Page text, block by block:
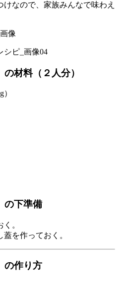
なので、家族みんなで味わえ
の材料（２人分）
）
２
の下準備
。
を作っておく。
の作り方